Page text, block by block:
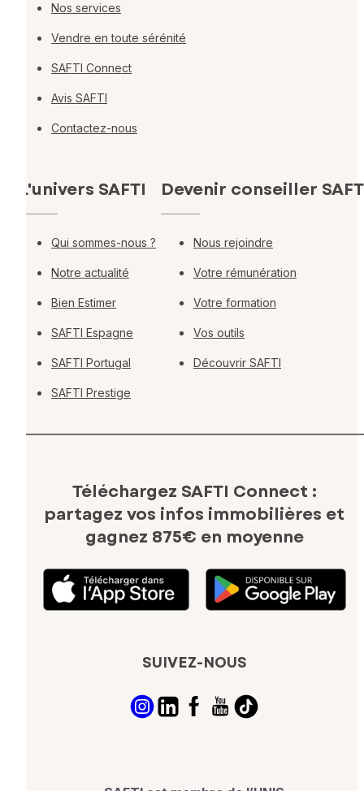
Nos services
Vendre en toute sérénité
SAFTI Connect
Avis SAFTI
Contactez-nous
L'univers SAFTI
Qui sommes-nous ?
Notre actualité
Bien Estimer
SAFTI Espagne
SAFTI Portugal
SAFTI Prestige
Devenir conseiller
Nous rejoindre
Votre rémunération
Votre formation
Vos outils
Découvrir SAFTI
Téléchargez SAFTI Connect :
partagez vos infos immobilières et
gagnez 875€ en moyenne
SUIVEZ-NOUS